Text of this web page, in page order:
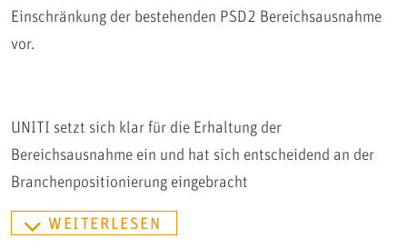
Einschränkung der bestehenden PSD2 Bereichsausnahme
vor.
UNITI setzt sich klar für die Erhaltung der
Bereichsausnahme ein und hat sich entscheidend an der
Branchenpositionierung eingebracht
WEITERLESEN